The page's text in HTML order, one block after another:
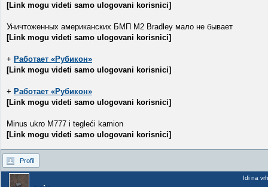
[Link mogu videti samo ulogovani korisnici]
Уничтоженных американских БМП М2 Bradley мало не бывает
[Link mogu videti samo ulogovani korisnici]
+ Работает «Рубикон»
[Link mogu videti samo ulogovani korisnici]
+ Работает «Рубикон»
[Link mogu videti samo ulogovani korisnici]
Minus ukro M777 i tegleći kamion
[Link mogu videti samo ulogovani korisnici]
Profil
Idi na vrh